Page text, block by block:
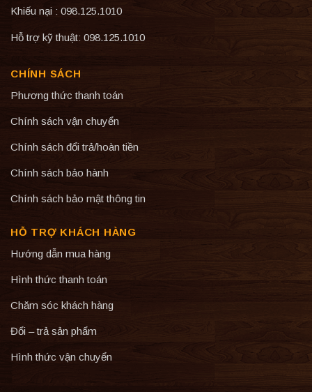
Khiếu nại : 098.125.1010
Hỗ trợ kỹ thuật: 098.125.1010
CHÍNH SÁCH
Phương thức thanh toán
Chính sách vận chuyển
Chính sách đổi trả/hoàn tiền
Chính sách bảo hành
Chính sách bảo mật thông tin
HỖ TRỢ KHÁCH HÀNG
Hướng dẫn mua hàng
Hình thức thanh toán
Chăm sóc khách hàng
Đổi – trả sản phẩm
Hình thức vận chuyển